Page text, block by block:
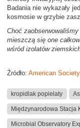
Badania nie wykazały
kosmosie w grzybie
Choć
mieszczą się one
wśród izolatów
Źródło: American
kropidlak popielaty
Międzynarodowa Stacja
Microbial Observatory